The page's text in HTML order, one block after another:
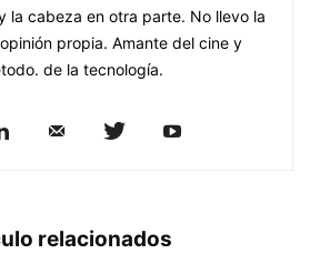
la cabeza en otra parte. No llevo la
propia. Amante del cine y
de la tecnología.
relacionados